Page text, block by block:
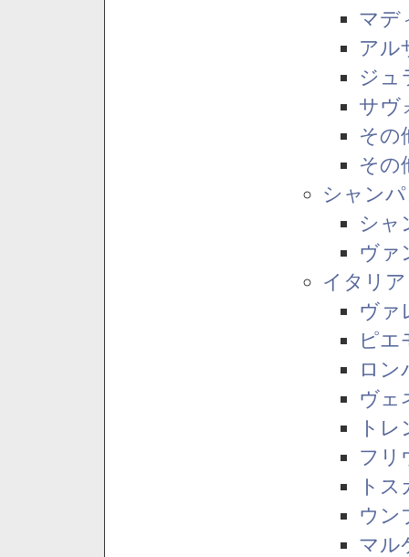
マデ
アル
ジュ
サヴ
その
その
シャン
シャ
ヴァ
イタリア
ヴァ
ピエ
ロン
ヴェ
ト
フリ
ト
ウン
マル